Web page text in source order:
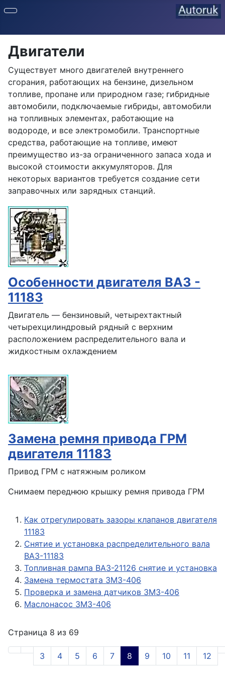
Двигатели
Существует много двигателей внутреннего
сгорания, работающих на бензине, дизельном
топливе, пропане или природном газе; гибридные
автомобили, подключаемые гибриды, автомобили
на топливных элементах, работающие на
водороде, и все электромобили. Транспортные
средства, работающие на топливе, имеют
преимущество из-за ограниченного запаса хода и
высокой стоимости аккумуляторов. Для
некоторых вариантов требуется создание сети
заправочных или зарядных станций.
Особенности двигателя ВАЗ -
11183
Двигатель — бензиновый, четырехтактный
четырехцилиндровый рядный с верхним
расположением распределительного вала и
жидкостным охлаждением
Замена ремня привода ГРМ
двигателя 11183
Привод ГРМ с натяжным роликом
Снимаем переднюю крышку ремня привода ГРМ
Как отрегулировать зазоры клапанов двигателя
11183
Снятие и установка распределительного вала
ВАЗ-11183
Топливная рампа ВАЗ-21126 снятие и установка
Замена термостата ЗМЗ-406
Проверка и замена датчиков ЗМЗ-406
Маслонасос ЗМЗ-406
Страница 8 из 69
3 4 5 6 7 8 9 10 11 12